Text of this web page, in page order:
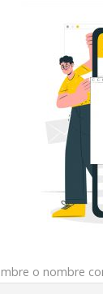
generica
proyectar del
comprar
en tres dias
comprar
Macuto
https://
billig
Bis
página web
de este
y analizar el
si continúa
o nombre